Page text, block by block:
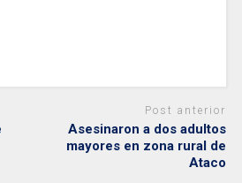
Post anterior
Asesinaron a dos adultos
mayores en zona rural de
Ataco